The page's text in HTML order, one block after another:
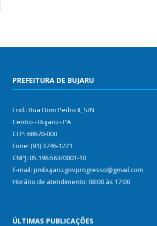
PREFEITURA DE BUJARU
End.: Rua Dom Pedro II, S/N
Centro - Bujaru - PA
CEP: 68670-000
Fone: (91) 3746-1221
CNPJ: 05.196.563/0001-10
E-mail: pmbujaru.govprogresso@gmail.com
Horário de atendimento: 08:00 às 17:00
ÚLTIMAS PUBLICAÇÕES